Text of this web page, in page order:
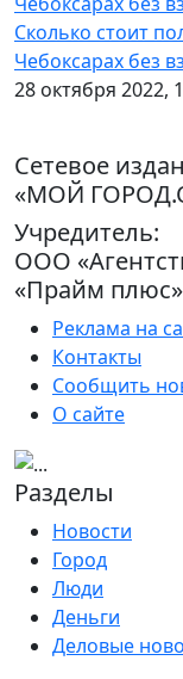
Сколько стоит
Чебоксарах без
28 октября 2022,
Сетевое
«МОЙ
Учредитель:
ООО
«Прайм плюс»
Реклама на
Контакты
Сообщить
О сайте
Разделы
Новости
Город
Люди
Деньги
Деловые